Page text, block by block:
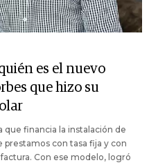
es el nuevo
que hizo su
que financia la instalación de
prestamos con tasa fija y con
Con ese modelo, logró